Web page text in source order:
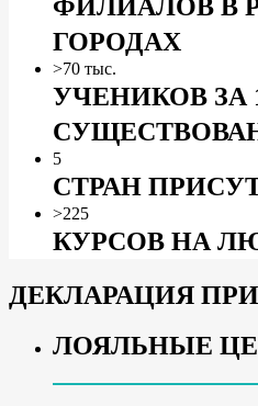
ФИЛИАЛОВ В
ГОРОДАХ
>70 тыс.
УЧЕНИКОВ ЗА
5
СТРАН
>225
КУРСОВ НА
ДЕКЛАРАЦИЯ
ЛОЯЛЬНЫЕ